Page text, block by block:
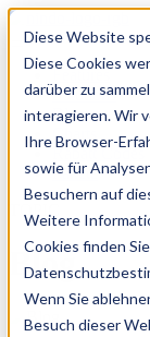
Diese Website
Diese Cookies
darüber zu
interagieren. Wir
Ihre Browser-
sowie für
Besuchern auf
Weitere
Cookies finden
Wenn Sie
Besuch dieser
Features
Solutions
Blog
Charts
Rabatt Codes
Pakete
Blog